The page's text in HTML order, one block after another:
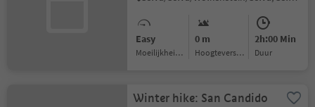
Easy
Moeilijkheidsgraad
0 m
Hoogteverschil
2h:00 Min
Duur
Winter hike: San Candido